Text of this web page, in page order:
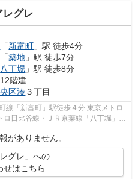
レグレ
「新富町 」駅 徒歩4分
「築地 」駅 徒歩7分
八丁堀 」駅 徒歩8分
階建
区湊３丁目
日比谷線・ＪＲ京葉線「八丁堀」駅
がありません。
グレ」への
せはこちら